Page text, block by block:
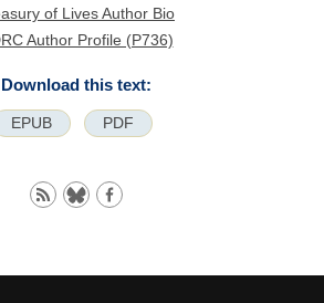
of Lives Author Bio
Author Profile (P736)
Download this text:
EPUB PDF